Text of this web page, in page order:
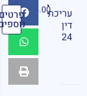
עריכת
דין
24
₪ 95.00 פרטים
נוספים